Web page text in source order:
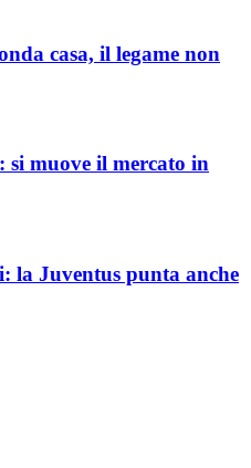
casa, il legame non
si muove il mercato in
la Juventus punta anche